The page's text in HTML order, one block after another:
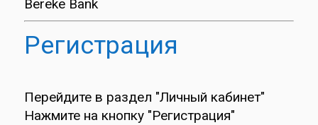
Bereke Bank
Регистрация
Перейдите в раздел "Личный кабинет"
Нажмите на кнопку "Регистрация"